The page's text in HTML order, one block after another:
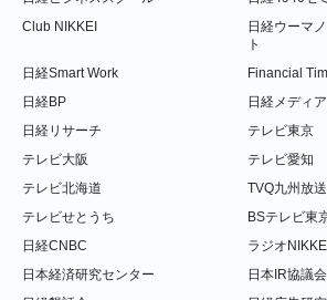
Club NIKKEI
日経ウーマ
ト
日経Smart Work
Financial
日経BP
日経メディ
日経リサーチ
テレビ東京
テレビ大阪
テレビ愛知
テレビ北海道
TVQ九州放送
テレビせとうち
BSテレビ東
日経CNBC
ラジオNIKKEI
日本経済研究センター
日本IR協議会